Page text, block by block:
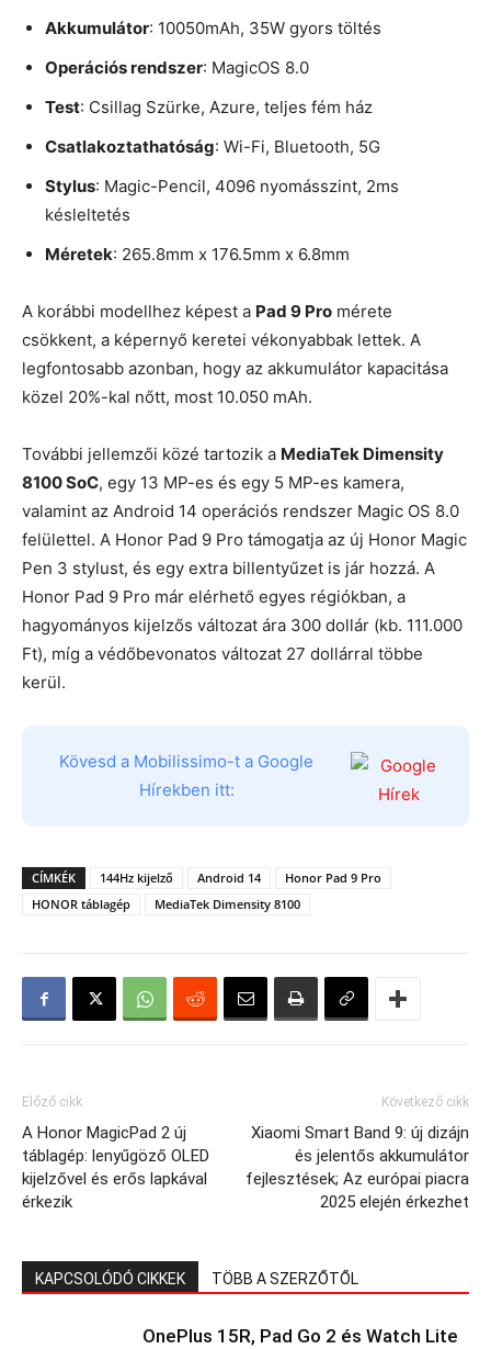
Akkumulátor: 10050mAh, 35W gyors töltés
Operációs rendszer: MagicOS 8.0
Test: Csillag Szürke, Azure, teljes fém ház
Csatlakoztathatóság: Wi-Fi, Bluetooth, 5G
Stylus: Magic-Pencil, 4096 nyomásszint, 2ms
késleltetés
Méretek: 265.8mm x 176.5mm x 6.8mm
A korábbi modellhez képest a Pad 9 Pro mérete
csökkent, a képernyő keretei vékonyabbak lettek. A
legfontosabb azonban, hogy az akkumulátor kapacitása
közel 20%-kal nőtt, most 10.050 mAh.
További jellemzői közé tartozik a MediaTek Dimensity
8100 SoC, egy 13 MP-es és egy 5 MP-es kamera,
valamint az Android 14 operációs rendszer Magic OS 8.0
felülettel. A Honor Pad 9 Pro támogatja az új Honor Magic
Pen 3 stylust, és egy extra billentyűzet is jár hozzá. A
Honor Pad 9 Pro már elérhető egyes régiókban, a
hagyományos kijelzős változat ára 300 dollár (kb. 111.000
Ft), míg a védőbevonatos változat 27 dollárral többe
kerül.
Kövesd a Mobilissimo-t a Google
Hírekben itt:
CÍMKÉK 144Hz kijelző Android 14
Honor Pad 9 Pro
HONOR táblagép
MediaTek Dimensity 8100
Előző cikk
A Honor MagicPad 2 új
táblagép: lenyűgöző OLED
kijelzővel és erős lapkával
érkezik
Következő cikk
Xiaomi Smart Band 9: új dizájn
és jelentős akkumulátor
fejlesztések; Az európai piacra
2025 elején érkezhet
KAPCSOLÓDÓ CIKKEK TÖBB A SZERZŐTŐL
OnePlus 15R, Pad Go 2 és Watch Lite